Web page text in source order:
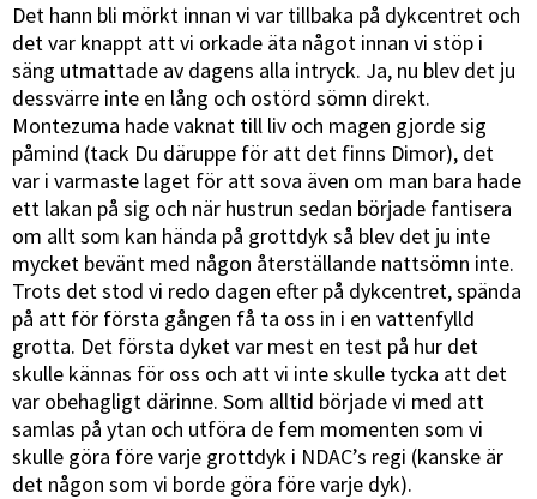
Det hann bli mörkt innan vi var tillbaka på dykcentret och
det var knappt att vi orkade äta något innan vi stöp i
säng utmattade av dagens alla intryck. Ja, nu blev det ju
dessvärre inte en lång och ostörd sömn direkt.
Montezuma hade vaknat till liv och magen gjorde sig
påmind (tack Du däruppe för att det finns Dimor), det
var i varmaste laget för att sova även om man bara hade
ett lakan på sig och när hustrun sedan började fantisera
om allt som kan hända på grottdyk så blev det ju inte
mycket bevänt med någon återställande nattsömn inte.
Trots det stod vi redo dagen efter på dykcentret, spända
på att för första gången få ta oss in i en vattenfylld
grotta. Det första dyket var mest en test på hur det
skulle kännas för oss och att vi inte skulle tycka att det
var obehagligt därinne. Som alltid började vi med att
samlas på ytan och utföra de fem momenten som vi
skulle göra före varje grottdyk i NDAC’s regi (kanske är
det någon som vi borde göra före varje dyk).